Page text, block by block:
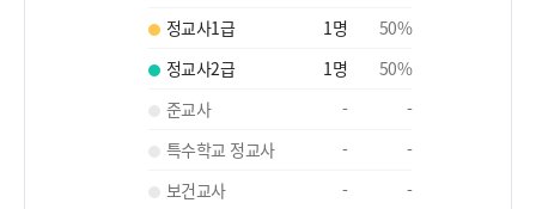
정교사1급
1명 50%
정교사2급
1명 50%
준교사
-
-
특수학교 정교사
-
-
보건교사
-
-